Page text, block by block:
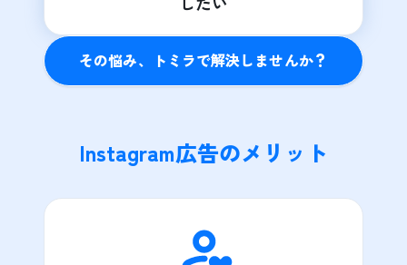
その悩み、トミラで解決しませんか？
Instagram広告のメリット